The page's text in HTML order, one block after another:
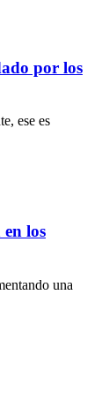
por los
ese es
los
una